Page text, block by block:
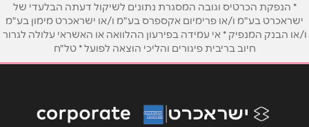
טלפון*
נושא *
* הנפקת הכרטיס וגובה המסגרת נתונים לשיקול דעתה הבלעדי של
ישראכרט בע"מ ו/או פרימיום אקספרס בע"מ ו/או ישראכרט מימון בע"מ
ו/או הבנק המנפיק * אי עמידה בפירעון ההלוואה או האשראי עלולה לגרור
חיוב בריבית פיגורים והליכי הוצאה לפועל * טל"ח